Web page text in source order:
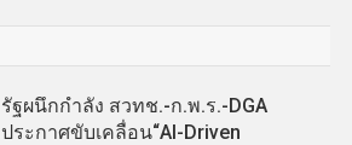
รัฐผนึกกำลัง สวทช.-ก.พ.ร.-DGA
ประกาศขับเคลื่อน“AI-Driven